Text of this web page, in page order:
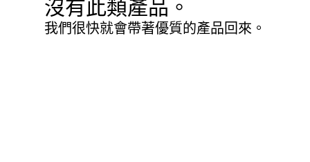
沒有此類產品。
我們很快就會帶著優質的產品回來。